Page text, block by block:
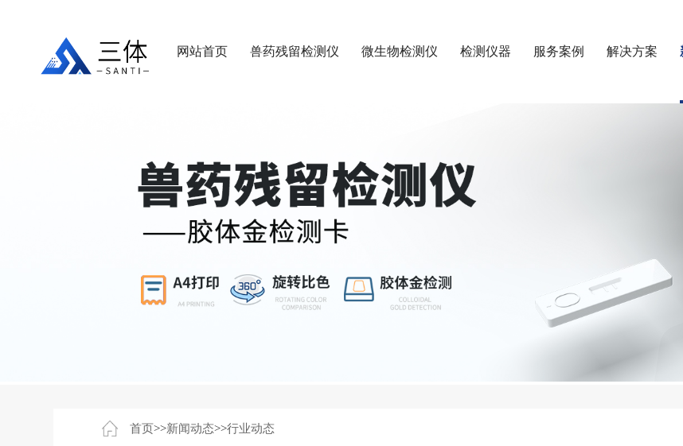
网站首页 兽药残留检测仪 微生物检测仪 检测仪器 服务案例 解决方案
首页>>新闻动态>>行业动态